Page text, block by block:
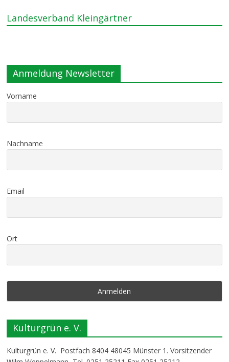
Landesverband Kleingärtner
Anmeldung Newsletter
Vorname
Nachname
Email
Ort
Kulturgrün e. V.
Kulturgrün e. V. Postfach 8404 48045 Münster 1. Vorsitzender